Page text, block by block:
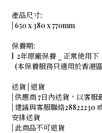
產品尺寸:
| 650 x 380 x 770mm
保養期:
l 2年原廠保養 _ 正常使用下
(本保養服務只適用於香港
送貨 | 退貨
| 供應商 7日內送貨，以客服
| 建議與客服聯絡28822230
安排送貨
| 此商品不可退貨